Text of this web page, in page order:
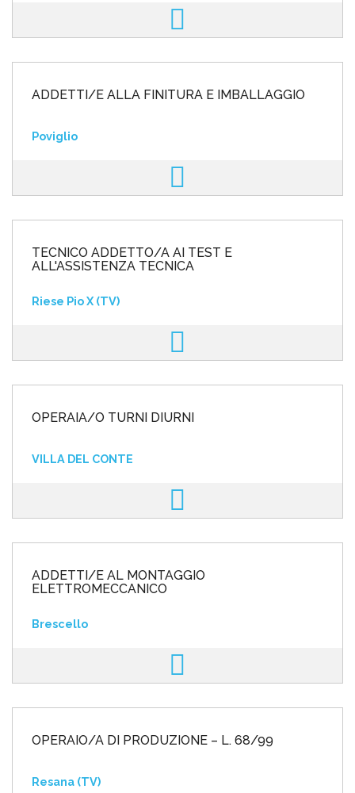
ADDETTI/E ALLA FINITURA E IMBALLAGGIO
Poviglio
TECNICO ADDETTO/A AI TEST E
ALL'ASSISTENZA TECNICA
Riese Pio X (TV)
OPERAIA/O TURNI DIURNI
VILLA DEL CONTE
ADDETTI/E AL MONTAGGIO
ELETTROMECCANICO
Brescello
OPERAIO/A DI PRODUZIONE – L. 68/99
Resana (TV)